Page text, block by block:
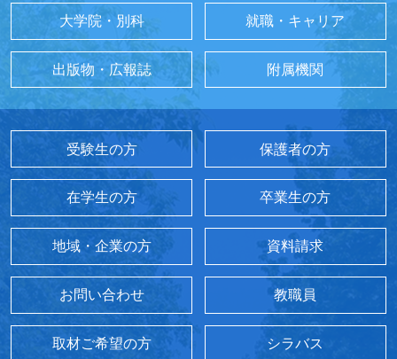
大学院・別科 就職・キャリア
出版物・広報誌 附属機関
受験生の方 保護者の方
在学生の方 卒業生の方
地域・企業の方 資料請求
お問い合わせ 教職員
取材ご希望の方 シラバス